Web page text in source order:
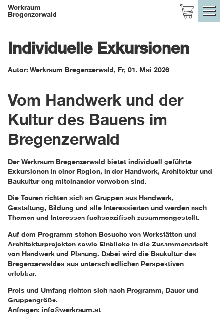
Werkraum
Bregenzerwald
Individuelle Exkursionen
Autor: Werkraum Bregenzerwald, Fr, 01. Mai 2026
Vom Handwerk und der
Kultur des Bauens im
Bregenzerwald
Der Werkraum Bregenzerwald bietet individuell geführte
Exkursionen in einer Region, in der Handwerk, Architektur und
Baukultur eng miteinander verwoben sind.
Die Touren richten sich an Gruppen aus Handwerk,
Gestaltung, Bildung und alle Interessierten und werden nach
Themen und Interessen fachspezifisch zusammengestellt.
Auf dem Programm stehen Besuche von Werkstätten und
Architekturprojekten sowie Einblicke in die Zusammenarbeit
von Handwerk und Planung. Dabei wird die Baukultur des
Bregenzerwaldes aus unterschiedlichen Perspektiven
erlebbar.
Preis und Umfang richten sich nach Programm, Dauer und
Gruppengröße.
Anfragen: info@werkraum.at